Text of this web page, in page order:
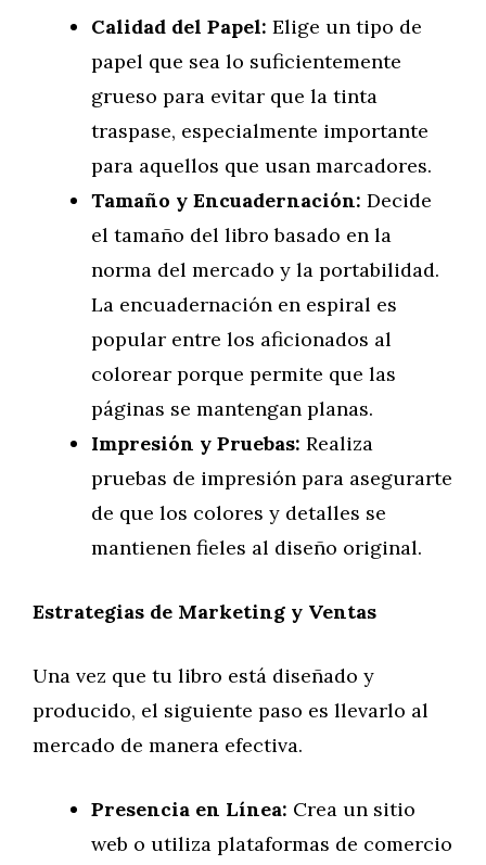
Calidad del Papel: Elige un tipo de
papel que sea lo suficientemente
grueso para evitar que la tinta
traspase, especialmente importante
para aquellos que usan marcadores.
Tamaño y Encuadernación: Decide
el tamaño del libro basado en la
norma del mercado y la portabilidad.
La encuadernación en espiral es
popular entre los aficionados al
colorear porque permite que las
páginas se mantengan planas.
Impresión y Pruebas: Realiza
pruebas de impresión para asegurarte
de que los colores y detalles se
mantienen fieles al diseño original.
Estrategias de Marketing y Ventas
Una vez que tu libro está diseñado y
producido, el siguiente paso es llevarlo al
mercado de manera efectiva.
Presencia en Línea: Crea un sitio
web o utiliza plataformas de comercio